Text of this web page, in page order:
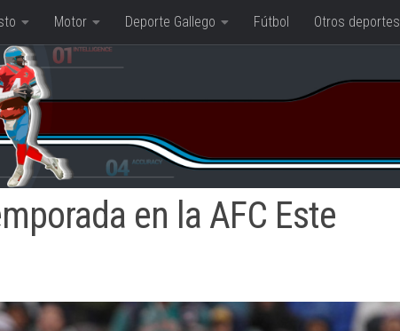
Motor Deporte Gallego Fútbol Otros deportes
en la AFC Este